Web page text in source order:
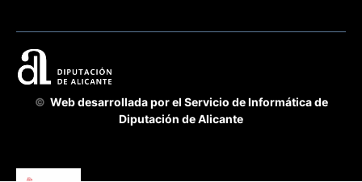
© Web desarrollada por el Servicio de Informática de
Diputación de Alicante